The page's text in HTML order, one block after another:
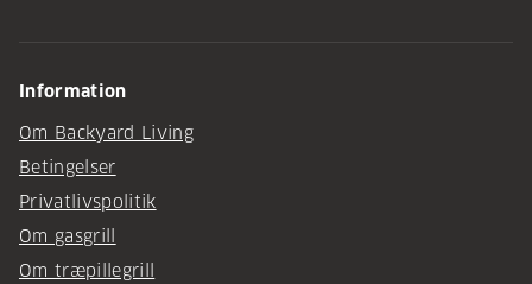
Information
Om Backyard Living
Betingelser
Privatlivspolitik
Om gasgrill
Om træpillegrill